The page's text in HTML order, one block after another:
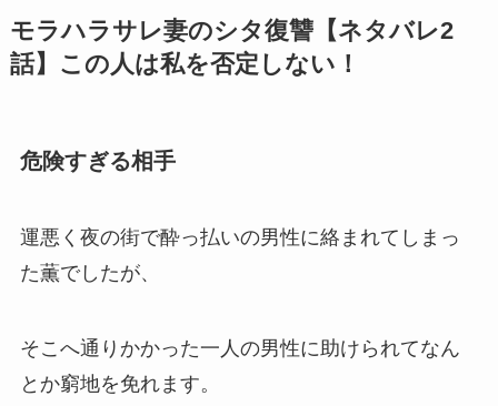
モラハラサレ妻のシタ復讐【ネタバレ2
話】この人は私を否定しない！
危険すぎる相手
運悪く夜の街で酔っ払いの男性に絡まれてしまっ
た薫でしたが、
そこへ通りかかった一人の男性に助けられてなん
とか窮地を免れます。